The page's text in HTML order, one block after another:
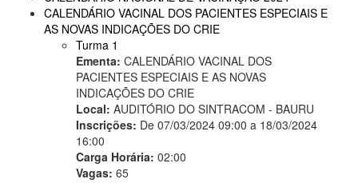
CALENDÁRIO VACINAL DOS PACIENTES ESPECIAIS E
AS NOVAS INDICAÇÕES DO CRIE
Turma 1
Ementa: CALENDÁRIO VACINAL DOS
PACIENTES ESPECIAIS E AS NOVAS
INDICAÇÕES DO CRIE
Local: AUDITÓRIO DO SINTRACOM - BAURU
Inscrições: De 07/03/2024 09:00 a 18/03/2024
16:00
Carga Horária: 02:00
Vagas: 65